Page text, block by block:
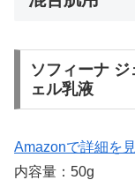
ソフィーナ
ェル乳液
Amazonで詳細を
内容量：50g